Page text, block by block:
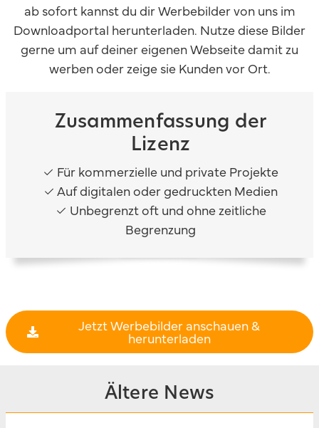
ab sofort kannst du dir Werbebilder von uns im
Downloadportal herunterladen. Nutze diese Bilder
gerne um auf deiner eigenen Webseite damit zu
werben oder zeige sie Kunden vor Ort.
Zusammenfassung der
Lizenz
✓ Für kommerzielle und private Projekte
✓ Auf digitalen oder gedruckten Medien
✓ Unbegrenzt oft und ohne zeitliche
Begrenzung
Jetzt Werbebilder anschauen &
herunterladen
Ältere News